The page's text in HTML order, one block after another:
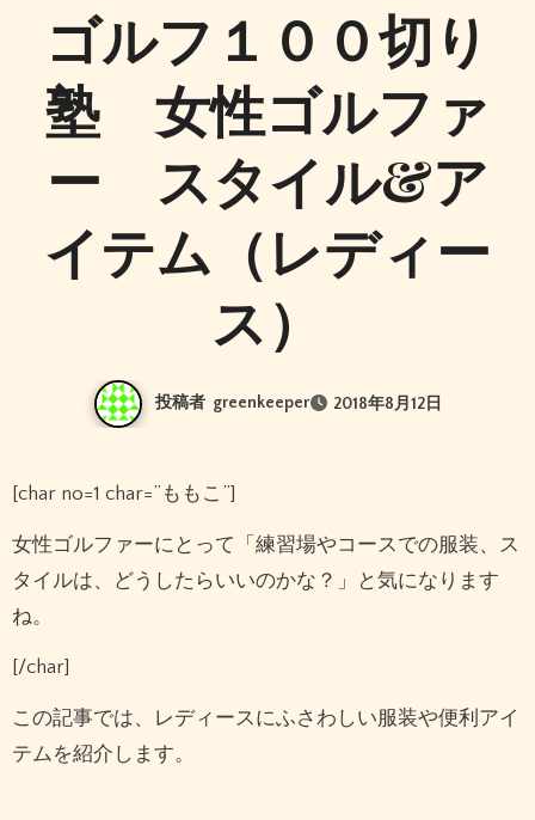
ゴルフ１００切り
塾 女性ゴルファ
ー スタイル&ア
イテム（レディー
ス）
投稿者 greenkeeper 2018年8月12日
[char no=1 char=”ももこ”]
女性ゴルファーにとって「練習場やコースでの服装、ス
タイルは、どうしたらいいのかな？」と気になります
ね。
[/char]
この記事では、レディースにふさわしい服装や便利アイ
テムを紹介します。